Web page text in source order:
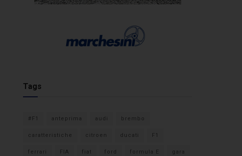
Tags
#F1 anteprima audi brembo
caratteristiche citroen ducati F1
ferrari FIA fiat ford formula E gara